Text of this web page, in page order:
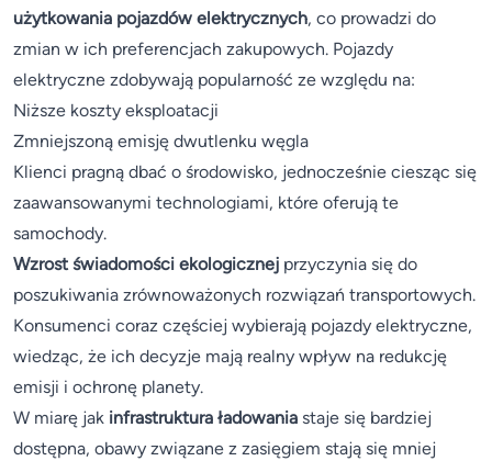
użytkowania pojazdów elektrycznych, co prowadzi do
zmian w ich preferencjach zakupowych. Pojazdy
elektryczne zdobywają popularność ze względu na:
Niższe koszty eksploatacji
Zmniejszoną emisję dwutlenku węgla
Klienci pragną dbać o środowisko, jednocześnie ciesząc się
zaawansowanymi technologiami, które oferują te
samochody.
Wzrost świadomości ekologicznej przyczynia się do
poszukiwania zrównoważonych rozwiązań transportowych.
Konsumenci coraz częściej wybierają pojazdy elektryczne,
wiedząc, że ich decyzje mają realny wpływ na redukcję
emisji i ochronę planety.
W miarę jak infrastruktura ładowania staje się bardziej
dostępna, obawy związane z zasięgiem stają się mniej